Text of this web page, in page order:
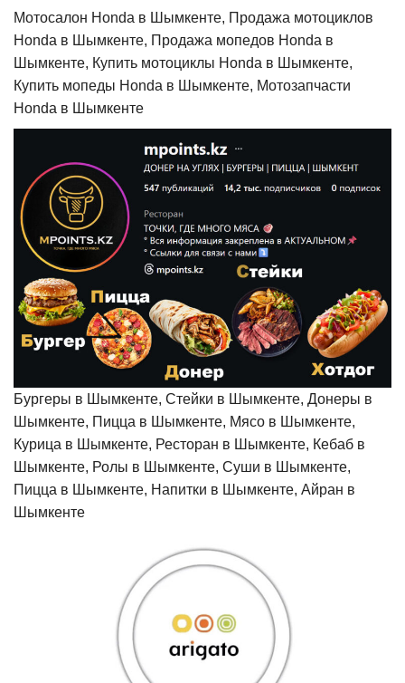
Мотосалон Honda в Шымкенте, Продажа мотоциклов
Honda в Шымкенте, Продажа мопедов Honda в
Шымкенте, Купить мотоциклы Honda в Шымкенте,
Купить мопеды Honda в Шымкенте, Мотозапчасти
Honda в Шымкенте
Бургеры в Шымкенте, Стейки в Шымкенте, Донеры в
Шымкенте, Пицца в Шымкенте, Мясо в Шымкенте,
Курица в Шымкенте, Ресторан в Шымкенте, Кебаб в
Шымкенте, Ролы в Шымкенте, Суши в Шымкенте,
Пицца в Шымкенте, Напитки в Шымкенте, Айран в
Шымкенте